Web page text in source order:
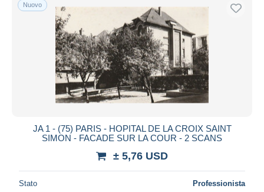
Nuovo
JA 1 - (75) PARIS - HOPITAL DE LA CROIX SAINT
SIMON - FACADE SUR LA COUR - 2 SCANS
± 5,76 USD
Stato Professionista